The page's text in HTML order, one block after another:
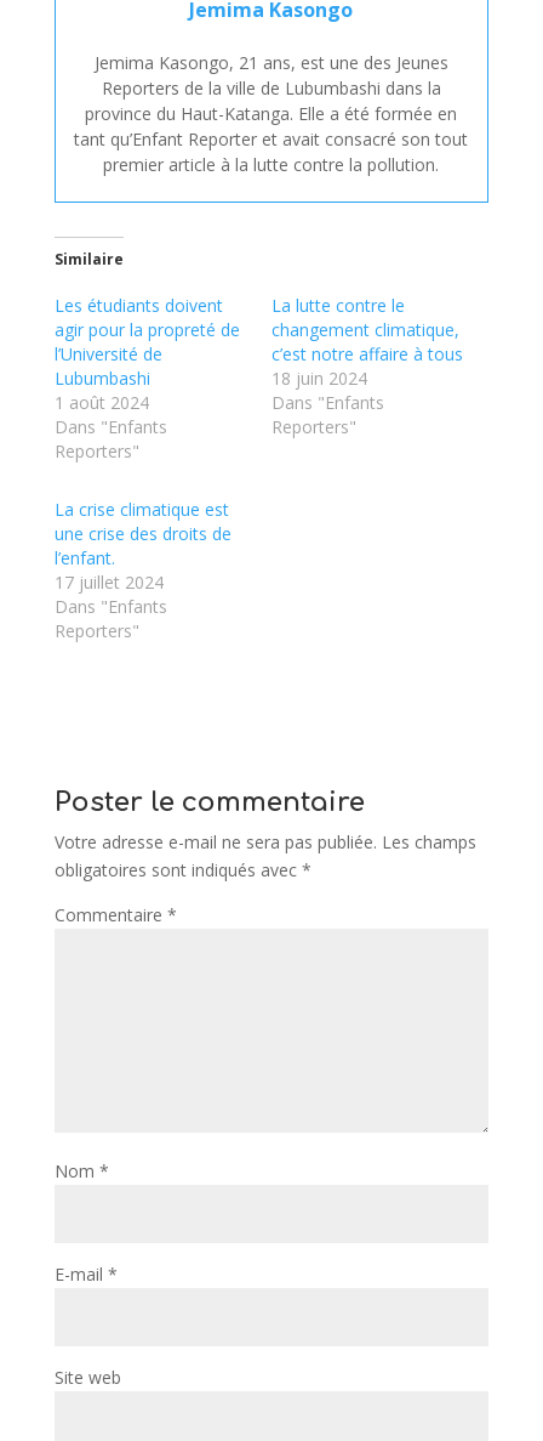
Jemima Kasongo
Jemima Kasongo, 21 ans, est une des Jeunes
Reporters de la ville de Lubumbashi dans la
province du Haut-Katanga. Elle a été formée en
tant qu’Enfant Reporter et avait consacré son tout
premier article à la lutte contre la pollution.
Similaire
Les étudiants doivent
agir pour la propreté de
l’Université de
Lubumbashi
1 août 2024
Dans "Enfants
Reporters"
La lutte contre le
changement climatique,
c’est notre affaire à tous
18 juin 2024
Dans "Enfants
Reporters"
La crise climatique est
une crise des droits de
l’enfant.
17 juillet 2024
Dans "Enfants
Reporters"
Poster le commentaire
Votre adresse e-mail ne sera pas publiée. Les champs
obligatoires sont indiqués avec *
Commentaire *
Nom *
E-mail *
Site web